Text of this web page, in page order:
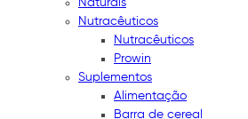
Naturais
Nutracêuticos
Nutracêuticos
Prowin
Suplementos
Alimentação
Barra de cereal